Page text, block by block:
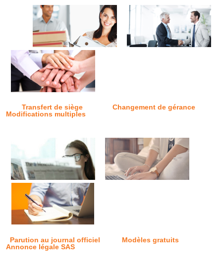
Transfert de siège
Changement de gérance
Modifications multiples
Parution au journal officiel
Modèles gratuits
Annonce légale SAS